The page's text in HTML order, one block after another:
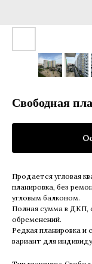
Свободная
Продается угловая
планировка, без
угловым балконом.
Полная сумма в ДКП,
обременений.
Редкая планировка и
вариант для